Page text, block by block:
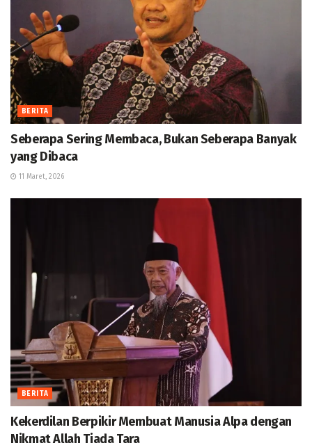
BERITA
Seberapa Sering Membaca, Bukan Seberapa Banyak
yang Dibaca
11 Maret, 2026
BERITA
Kekerdilan Berpikir Membuat Manusia Alpa dengan
Nikmat Allah Tiada Tara